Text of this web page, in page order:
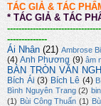
TÁC GIẢ & TÁC
* TÁC GIẢ & TÁC
--------------
Ái Nhân (21) Ambrose
(4) Anh Phương (9) âm
BÀN TRÒN VĂN
Bích Ái (3) Bích Lê (4)
Bình Nguyên Trang (2)
(1) Bùi Công Thuấn (1)